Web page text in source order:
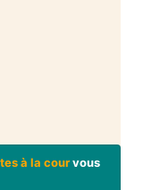
à la courvous